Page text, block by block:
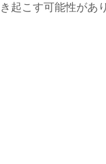
起こす可能性があ